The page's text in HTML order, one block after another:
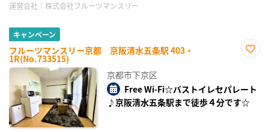
運営会社： 株式会社フルーツマンスリー
キャンペーン
フルーツマンスリー京都 京阪清水五条駅 403・
1R(No.733515)
録
京都市下京区
Free Wi-Fi☆バストイレセパレート
♪京阪清水五条駅まで徒歩４分です☆